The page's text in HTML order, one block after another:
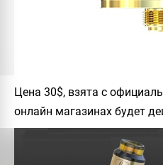
Цена 30$, взята с
онлайн магазинах будет